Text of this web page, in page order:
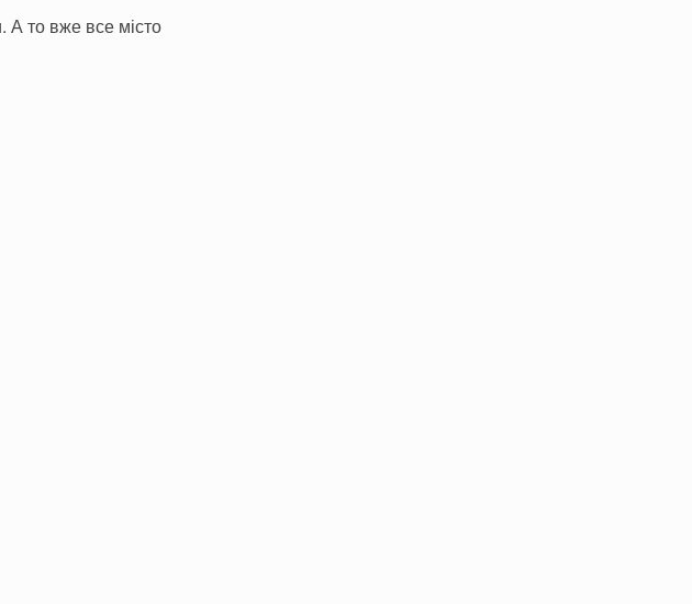
то вже все місто